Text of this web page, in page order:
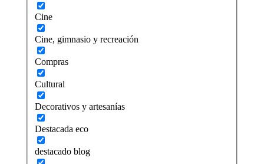
Cine
Cine, gimnasio y recreación
Compras
Cultural
Decorativos y artesanías
Destacada eco
destacado blog